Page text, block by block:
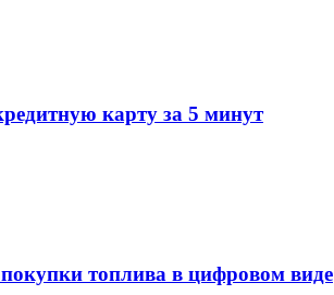
карту за 5 минут
топлива в цифровом виде